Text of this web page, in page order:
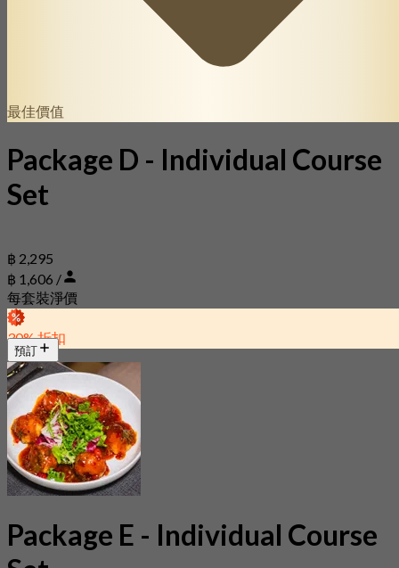
最佳價值
Package D - Individual Course
Set
฿ 2,295
฿ 1,606 /
每套裝淨價
30% 折扣
預訂
Package E - Individual Course